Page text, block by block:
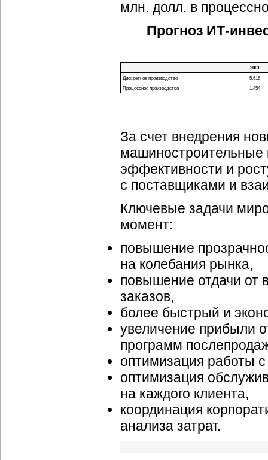
млн. долл. в
Прогноз ИТ-
2001
Дискретное производство
5,616
Процессное производство
1,454
За счет внедрения
машиностроительные
эффективности и
с поставщиками и
Ключевые задачи
момент:
повышение
на колебания рынка,
повышение отдачи от
заказов,
более быстрый и
увеличение прибыли
программ
оптимизация работы
оптимизация
на каждого клиента,
координация
анализа затрат.